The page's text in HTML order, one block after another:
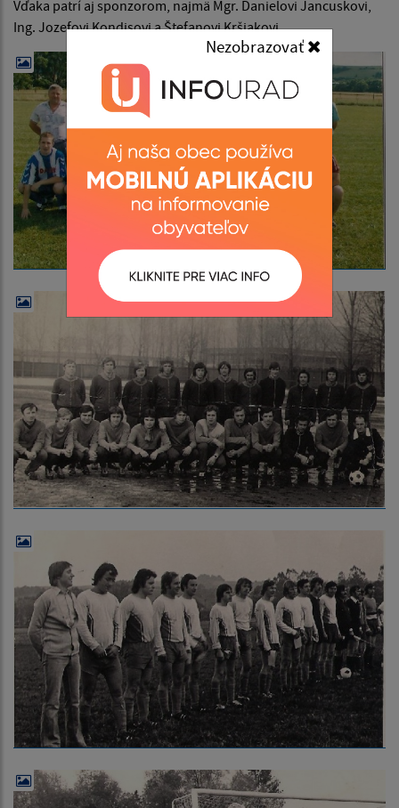
Nezobrazovať
Vďaka patrí aj sponzorom, najmä Mgr. Danielovi Jancuskovi,
Ing. Jozefovi Kondisovi a Štefanovi Kršiakovi.